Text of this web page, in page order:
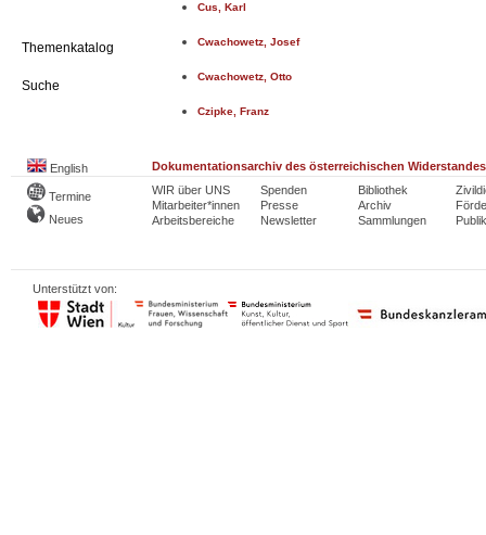
Themenkatalog
Suche
Cus, Karl
Cwachowetz, Josef
Cwachowetz, Otto
Czipke, Franz
English Dokumentationsarchiv des österreichischen Widerstandes
Termine
Neues
WIR über UNS
Mitarbeiter*innen
Arbeitsbereiche
Spenden
Presse
Newsletter
Bibliothek
Archiv
Sammlungen
Unterstützt von: